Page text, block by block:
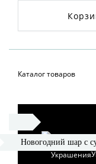
Каталог товаров
Новогодний шар с